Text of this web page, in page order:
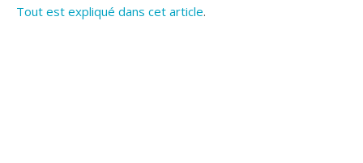
Tout est expliqué dans cet article.